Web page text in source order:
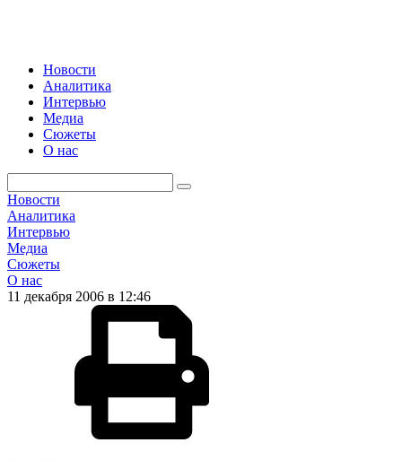
Новости
Аналитика
Интервью
Медиа
Сюжеты
О нас
Новости
Аналитика
Интервью
Медиа
Сюжеты
О нас
11 декабря 2006 в 12:46